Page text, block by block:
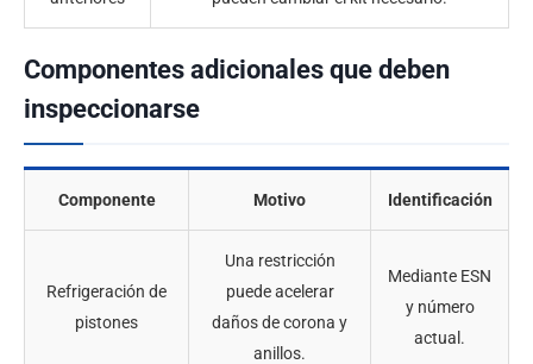
Componentes adicionales que deben
inspeccionarse
Componente Motivo Identificación
Refrigeración de
pistones
Una restricción
puede acelerar
daños de corona y
anillos.
Mediante ESN
y número
actual.